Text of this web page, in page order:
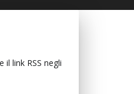
il link RSS negli